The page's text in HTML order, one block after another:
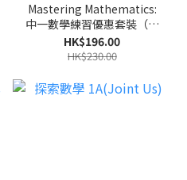
Mastering Mathematics:
中一數學練習優惠套裝（英
文版）(Joint Us)
HK$196.00
HK$230.00